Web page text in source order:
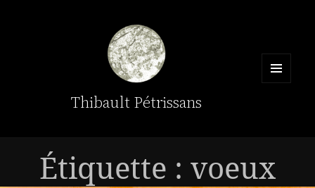
Thibault Pétrissans
Étiquette : voeux